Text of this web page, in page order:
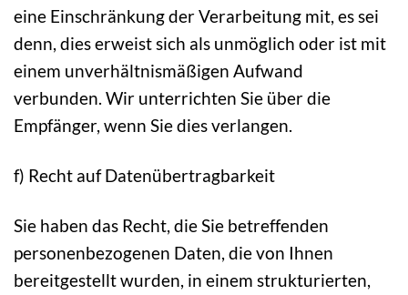
eine Einschränkung der Verarbeitung mit, es sei
denn, dies erweist sich als unmöglich oder ist mit
einem unverhältnismäßigen Aufwand
verbunden. Wir unterrichten Sie über die
Empfänger, wenn Sie dies verlangen.
f) Recht auf Datenübertragbarkeit
Sie haben das Recht, die Sie betreffenden
personenbezogenen Daten, die von Ihnen
bereitgestellt wurden, in einem strukturierten,